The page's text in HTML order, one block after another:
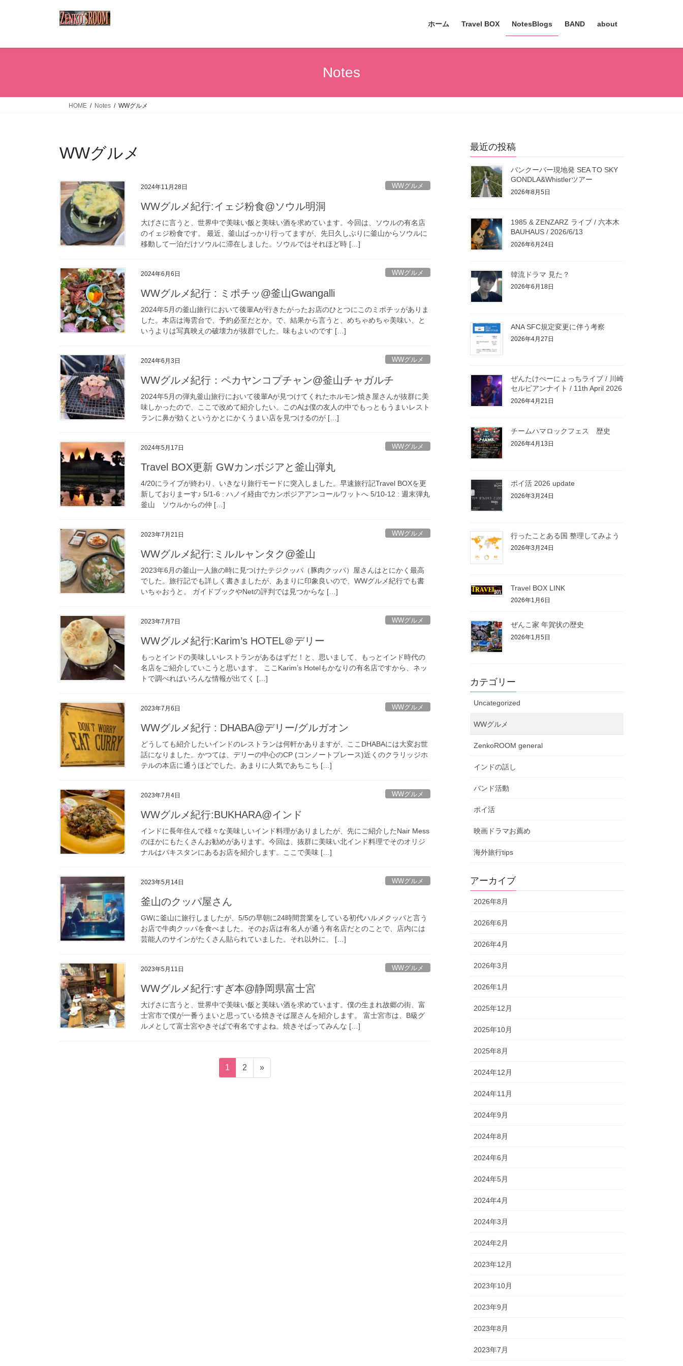
ホーム Travel BOX NotesBlogs BAND about
Notes
HOME Notes WWグルメ
WWグルメ
2024年11月28日 WWグルメ
WWグルメ紀行:イェジ粉食@ソウル明洞
大げさに言うと、世界中で美味い飯と美味い酒を求めています。今回は、ソウルの有名店
のイェジ粉食です。 最近、釜山ばっかり行ってますが、先日久しぶりに釜山からソウルに
移動して一泊だけソウルに滞在しました。ソウルではそれほど時 […]
2024年6月6日 WWグルメ
WWグルメ紀行 : ミポチッ@釜山Gwangalli
2024年5月の釜山旅行において後輩Aが行きたがったお店のひとつにこのミポチッがありま
した。本店は海雲台で、予約必至だとか。で、結果から言うと、めちゃめちゃ美味い、と
いうよりは写真映えの破壊力が抜群でした。味もよいのです […]
2024年6月3日 WWグルメ
WWグルメ紀行：ペカヤンコプチャン@釜山チャガルチ
2024年5月の弾丸釜山旅行において後輩Aが見つけてくれたホルモン焼き屋さんが抜群に美
味しかったので、ここで改めて紹介したい。このAは僕の友人の中でもっともうまいレスト
ランに鼻が効くというかとにかくうまい店を見つけるのが […]
2024年5月17日 WWグルメ
Travel BOX更新 GWカンボジアと釜山弾丸
4/20にライブが終わり、いきなり旅行モードに突入しました。早速旅行記Travel BOXを更
新しておりまーす♪ 5/1-6 : ハノイ経由でカンボジアアンコールワットへ 5/10-12 : 週末弾丸
釜山 ソウルからの仲 […]
2023年7月21日 WWグルメ
WWグルメ紀行:ミルルャンタク@釜山
2023年6月の釜山一人旅の時に見つけたテジクッパ（豚肉クッパ）屋さんはとにかく最高
でした。旅行記でも詳しく書きましたが、あまりに印象良いので、WWグルメ紀行でも書
いちゃおうと。 ガイドブックやNetの評判では見つからな […]
2023年7月7日 WWグルメ
WWグルメ紀行:Karim’s HOTEL＠デリー
もっとインドの美味しいレストランがあるはずだ！と、思いまして、もっとインド時代の
名店をご紹介していこうと思います。 ここKarim’s Hotelもかなりの有名店ですから、ネッ
トで調べればいろんな情報が出てく […]
2023年7月6日 WWグルメ
WWグルメ紀行 : DHABA@デリー/グルガオン
どうしても紹介したいインドのレストランは何軒かありますが、ここDHABAには大変お世
話になりました。かつては、デリーの中心のCP (コンノートプレース)近くのクラリッジホ
テルの本店に通うほどでした。あまりに人気であちこち […]
2023年7月4日 WWグルメ
WWグルメ紀行:BUKHARA@インド
インドに長年住んで様々な美味しいインド料理がありましたが、先にご紹介したNair Mess
のほかにもたくさんお勧めがあります。今回は、抜群に美味い北インド料理でそのオリジ
ナルはパキスタンにあるお店を紹介します。ここで美味 […]
2023年5月14日 WWグルメ
釜山のクッパ屋さん
GWに釜山に旅行しましたが、5/5の早朝に24時間営業をしている初代ハルメクッパと言う
お店で牛肉クッパを食べました。そのお店は有名人が通う有名店だとのことで、店内には
芸能人のサインがたくさん貼られていました。それ以外に、 […]
2023年5月11日 WWグルメ
WWグルメ紀行:すぎ本@静岡県富士宮
大げさに言うと、世界中で美味い飯と美味い酒を求めています。僕の生まれ故郷の街、富
士宮市で僕が一番うまいと思っている焼きそば屋さんを紹介します。 富士宮市は、B級グ
ルメとして富士宮やきそばで有名ですよね。焼きそばってみんな […]
固
定
1
固
定
2 »
最近の投稿
バンクーバー現地発 SEA TO SKY
GONDLA&Whistlerツアー
2026年8月5日
1985 & ZENZARZ ライブ / 六本木
BAUHAUS / 2026/6/13
2026年6月24日
韓流ドラマ 見た？
2026年6月18日
ANA SFC規定変更に伴う考察
2026年4月27日
ぜんたけぺーにょっちライブ / 川崎
セルビアンナイト / 11th April 2026
2026年4月21日
チームハマロックフェス 歴史
2026年4月13日
ポイ活 2026 update
2026年3月24日
行ったことある国 整理してみよう
2026年3月24日
Travel BOX LINK
2026年1月6日
ぜんこ家 年賀状の歴史
2026年1月5日
カテゴリー
Uncategorized
WWグルメ
ZenkoROOM general
インドの話し
バンド活動
ポイ活
映画ドラマお薦め
海外旅行tips
アーカイブ
2026年8月
2026年6月
2026年4月
2026年3月
2026年1月
2025年12月
2025年10月
2025年8月
2024年12月
2024年11月
2024年9月
2024年8月
2024年6月
2024年5月
2024年4月
2024年3月
2024年2月
2023年12月
2023年10月
2023年9月
2023年8月
2023年7月